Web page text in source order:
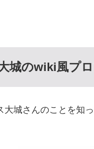
城のwiki風プ
大城さんのことを知